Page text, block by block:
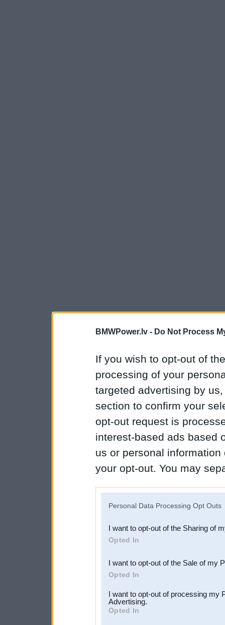
BMWPower.lv - Do Not Process
If you wish to opt-out of
processing of your
targeted advertising by
section to confirm your
opt-out request is
interest-based ads based
us or personal
your opt-out. You may
Downstream Participants
third parties.
Personal Data Processing Opt Outs
I want to opt-out of the Sharing of
Opted In
I want to opt-out of the Sale of my
Opted In
I want to opt-out of processing my
Advertising.
Opted In